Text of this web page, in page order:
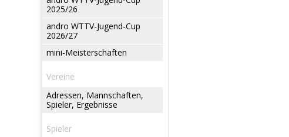
2025/26
andro WTTV-Jugend-Cup
2026/27
mini-Meisterschaften
Vereine
Adressen, Mannschaften,
Spieler, Ergebnisse
Spieler